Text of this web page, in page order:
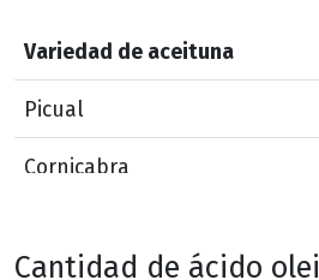
Variedad de aceituna
Picual
Cornicabra
Cantidad de ácido